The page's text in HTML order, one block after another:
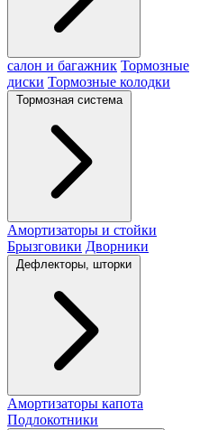
салон и багажник Тормозные
диски Тормозные колодки
Тормозная система
Амортизаторы и стойки
Брызговики Дворники
Дефлекторы, шторки
Амортизаторы капота
Подлокотники